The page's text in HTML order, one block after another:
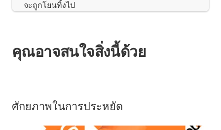
จะถูกโยนทิ้งไป
คุณอาจสนใจสิ่งนี้ด้วย
ศักยภาพในการประหยัด